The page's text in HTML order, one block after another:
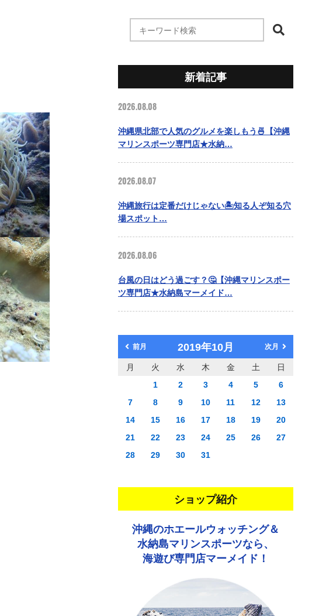
新着記事
2026.08.08
沖縄県北部で人気のグルメを楽しもう🍜【沖縄
マリンスポーツ専門店★水納…
2026.08.07
沖縄旅行は定番だけじゃない🏝️知る人ぞ知る穴
場スポット…
2026.08.06
台風の日はどう過ごす？🤔【沖縄マリンスポー
ツ専門店★水納島マーメイド…
前月 2019年10月 次月
月 火 水 木 金 土
日
1
2 3 4 5
6
7
8 9 10 11 12
13
14
15 16 17 18 19
20
21
22 23 24 25 26
27
28
29 30 31
ショップ紹介
沖縄のホエールウォッチング＆
水納島マリンスポーツなら、
海遊び専門店マーメイド！